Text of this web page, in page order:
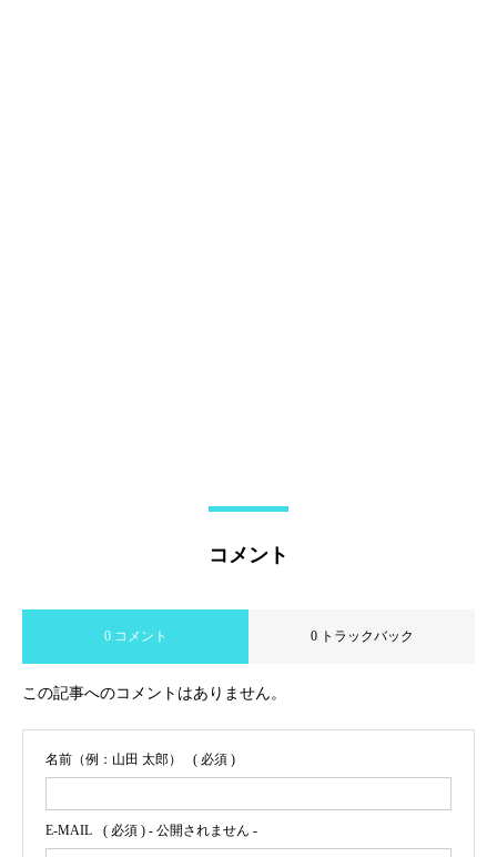
コメント
0 コメント 0 トラックバック
この記事へのコメントはありません。
名前（例：山田 太郎） ( 必須 )
E-MAIL ( 必須 ) - 公開されません -